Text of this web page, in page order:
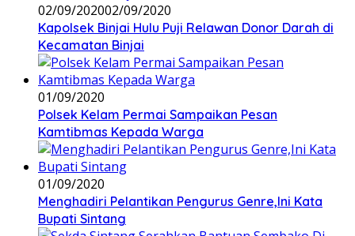
02/09/202002/09/2020
Kapolsek Binjai Hulu Puji Relawan Donor Darah di
Kecamatan Binjai
01/09/2020
Polsek Kelam Permai Sampaikan Pesan
Kamtibmas Kepada Warga
01/09/2020
Menghadiri Pelantikan Pengurus Genre,Ini Kata
Bupati Sintang